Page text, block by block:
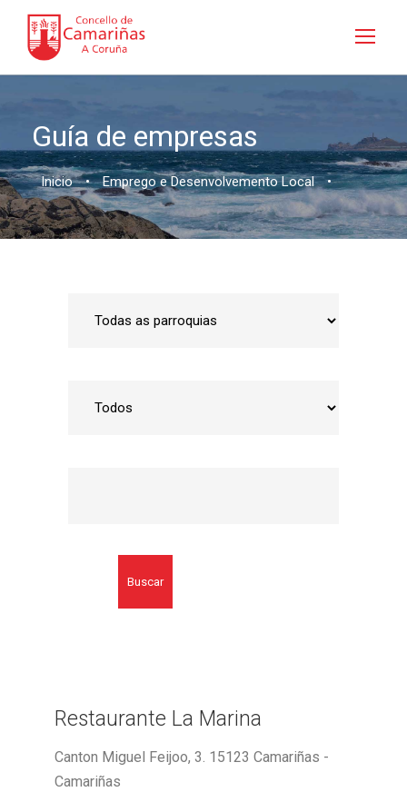
Guía de empresas
Inicio • Emprego e Desenvolvemento Local •
Buscar
Restaurante La Marina
Canton Miguel Feijoo, 3. 15123 Camariñas -
Camariñas